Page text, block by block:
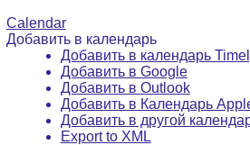
Calendar
Добавить в календарь
Добавить в календарь
Добавить в Google
Добавить в Outlook
Добавить в Календарь
Добавить в другой
Export to XML